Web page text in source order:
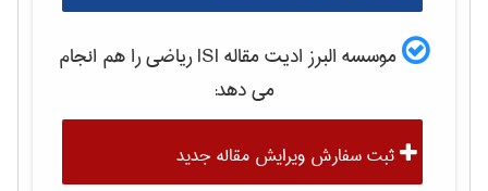
موسسه البرز ادیت مقاله ISI رياضیرا هم انجام
می دهد:
ثبت سفارش ویرایش مقاله جدید